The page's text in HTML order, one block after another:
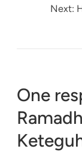
Next:
One